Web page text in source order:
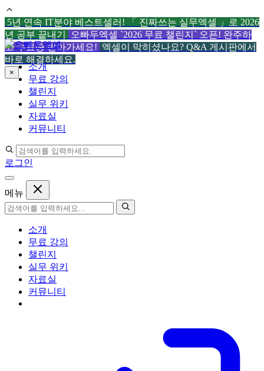
5년 연속 IT분야 베스트셀러! 「 진짜쓰는 실무엑셀 」로 2026
년 공부 끝내기
오빠두엑셀 `2026 무료 챌린지` 오픈! 완주하
고 수료증 받아가세요! 엑셀이 막히셨나요? Q&A 게시판에서
바로 해결하세요.
×
컨
텐
츠
로
소개
무료 강의
챌린지
실무 위키
자료실
커뮤니티
로그인
메뉴
소개
무료 강의
챌린지
실무 위키
자료실
커뮤니티